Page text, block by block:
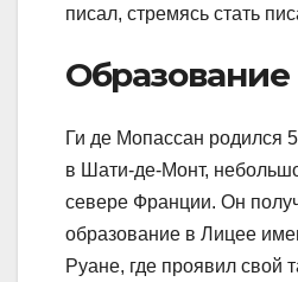
писал, стремясь стать
Образование
Ги де Мопассан родился
в Шати-де-Монт,
севере Франции. Он
образование в Лицее
Руане, где проявил свой